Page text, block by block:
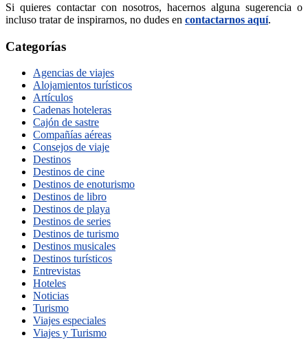
Si quieres contactar con nosotros, hacernos alguna sugerencia o
incluso tratar de inspirarnos, no dudes en contactarnos aquí.
Categorías
Agencias de viajes
Alojamientos turísticos
Artículos
Cadenas hoteleras
Cajón de sastre
Compañías aéreas
Consejos de viaje
Destinos
Destinos de cine
Destinos de enoturismo
Destinos de libro
Destinos de playa
Destinos de series
Destinos de turismo
Destinos musicales
Destinos turísticos
Entrevistas
Hoteles
Noticias
Turismo
Viajes especiales
Viajes y Turismo